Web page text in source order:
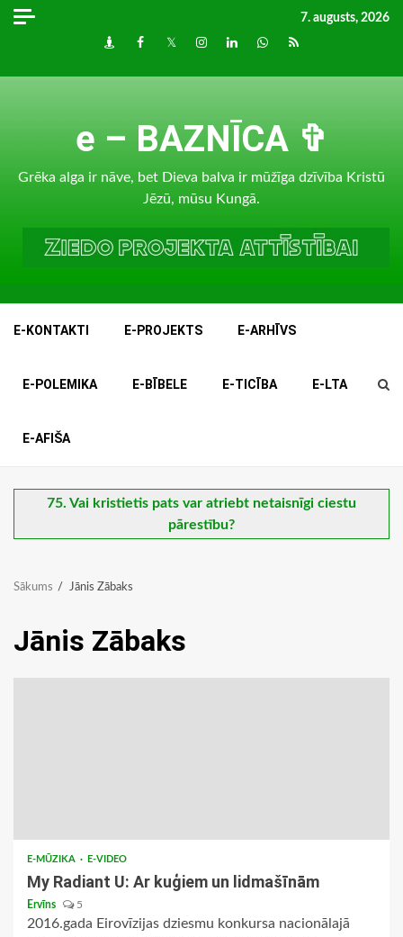
Skip
7. augusts, 2026
DraugiemFacebook
TwitterInstagram
LinkedInwhatsapp
RSS
e – BAZNĪCA ✞
Grēka alga ir nāve, bet Dieva balva ir mūžīga dzīvība Kristū
Jēzū, mūsu Kungā.
E-KONTAKTI E-PROJEKTS E-ARHĪVS
E-POLEMIKA E-BĪBELE E-TICĪBA E-LTA
E-AFIŠA
75. Vai kristietis pats var atriebt netaisnīgi ciestu
pārestību?
Sākums Jānis Zābaks
Jānis Zābaks
E-MŪZIKA E-VIDEO
My Radiant U: Ar kuģiem un lidmašīnām
Ervīns 5
2016.gada Eirovīzijas dziesmu konkursa nacionālajā